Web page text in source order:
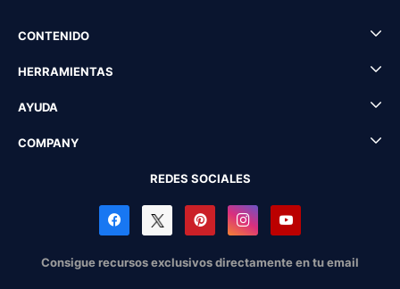
CONTENIDO
HERRAMIENTAS
AYUDA
COMPANY
REDES SOCIALES
Consigue recursos exclusivos directamente en tu email